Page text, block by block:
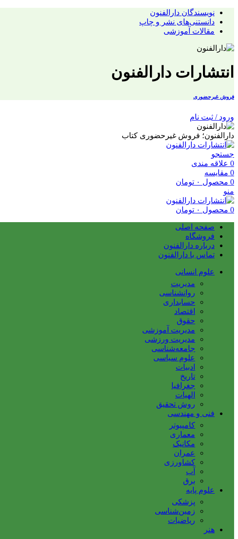
نویسندگان دارالفنون
دانستنی‌های نشر و چاپ
مقالات آموزشی
انتشارات دارالفنون
فروش غیرحضوری
ورود / ثبت نام
دارالفنون؛ فروش غیرحضوری کتاب
جستجو
0 علاقه مندی
0 مقایسه
0 محصول ۰ تومان
منو
0 محصول ۰ تومان
صفحه اصلی
فروشگاه
درباره دارالفنون
تماس با دارالفنون
علوم انسانی
مدیریت
روانشناسی
حسابداری
اقتصاد
حقوق
مدیریت آموزشی
مدیریت ورزشی
جامعه‌شناسی
علوم سیاسی
ادبیات
تاریخ
جغرافیا
الهیات
روش تحقیق
فنی و مهندسی
کامپیوتر
معماری
مکانیک
عمران
کشاورزی
آب
برق
علوم پایه
پزشکی
زمین‌شناسی
ریاضیات
هنر